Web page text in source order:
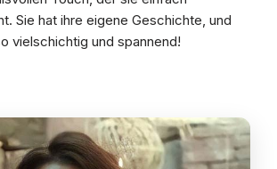
Sie hat ihre eigene Geschichte, und
vielschichtig und spannend!